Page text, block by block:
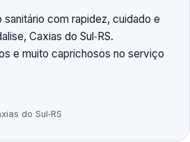
sanitário com rapidez, cuidado e
Caxias do Sul‑RS.
e muito caprichosos no serviço
do Sul‑RS